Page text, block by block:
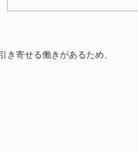
き寄せる働きがあるため、